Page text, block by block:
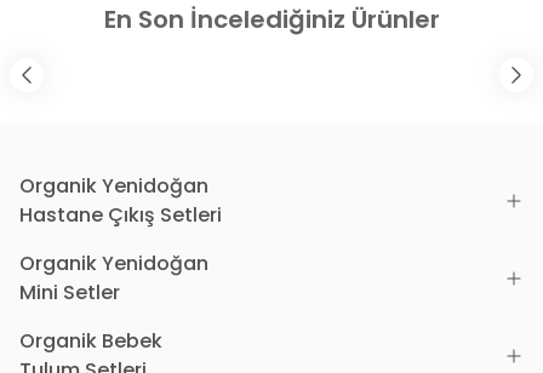
En Son İncelediğiniz Ürünler
Organik Yenidoğan
Hastane Çıkış Setleri
Organik Yenidoğan
Mini Setler
Organik Bebek